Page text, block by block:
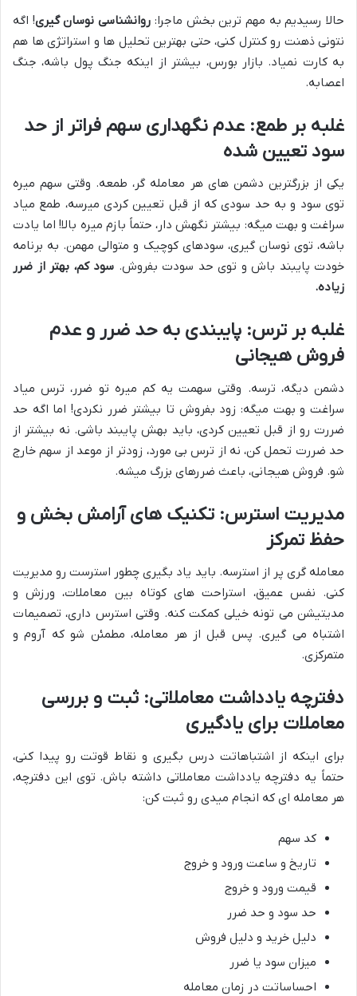
حالا رسیدیم به مهم ترین بخش ماجرا: روانشناسی نوسان گیری! اگه
نتونی ذهنت رو کنترل کنی، حتی بهترین تحلیل ها و استراتژی ها هم
به کارت نمیاد. بازار بورس، بیشتر از اینکه جنگ پول باشه، جنگ
اعصابه.
غلبه بر طمع: عدم نگهداری سهم فراتر از حد
سود تعیین شده
یکی از بزرگترین دشمن های هر معامله گر، طمعه. وقتی سهم میره
توی سود و به حد سودی که از قبل تعیین کردی میرسه، طمع میاد
سراغت و بهت میگه: بیشتر نگهش دار، حتماً بازم میره بالا! اما یادت
باشه، توی نوسان گیری، سودهای کوچیک و متوالی مهمن. به برنامه
خودت پایبند باش و توی حد سودت بفروش. سود کم، بهتر از ضرر
زیاده.
غلبه بر ترس: پایبندی به حد ضرر و عدم
فروش هیجانی
دشمن دیگه، ترسه. وقتی سهمت یه کم میره تو ضرر، ترس میاد
سراغت و بهت میگه: زود بفروش تا بیشتر ضرر نکردی! اما اگه حد
ضررت رو از قبل تعیین کردی، باید بهش پایبند باشی. نه بیشتر از
حد ضررت تحمل کن، نه از ترس بی مورد، زودتر از موعد از سهم خارج
شو. فروش هیجانی، باعث ضررهای بزرگ میشه.
مدیریت استرس: تکنیک های آرامش بخش و
حفظ تمرکز
معامله گری پر از استرسه. باید یاد بگیری چطور استرست رو مدیریت
کنی. نفس عمیق، استراحت های کوتاه بین معاملات، ورزش و
مدیتیشن می تونه خیلی کمکت کنه. وقتی استرس داری، تصمیمات
اشتباه می گیری. پس قبل از هر معامله، مطمئن شو که آروم و
متمرکزی.
دفترچه یادداشت معاملاتی: ثبت و بررسی
معاملات برای یادگیری
برای اینکه از اشتباهاتت درس بگیری و نقاط قوتت رو پیدا کنی،
حتماً یه دفترچه یادداشت معاملاتی داشته باش. توی این دفترچه،
هر معامله ای که انجام میدی رو ثبت کن:
کد سهم
تاریخ و ساعت ورود و خروج
قیمت ورود و خروج
حد سود و حد ضرر
دلیل خرید و دلیل فروش
میزان سود یا ضرر
احساساتت در زمان معامله